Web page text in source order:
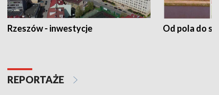
Rzeszów - inwestycje Od pola do
REPORTAŻE